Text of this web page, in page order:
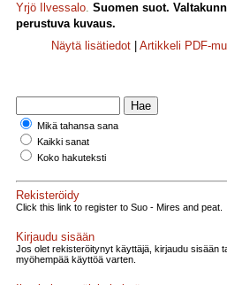
Yrjö Ilvessalo. Suomen suot.
perustuva kuvaus.
Näytä lisätiedot
Artikkeli PDF-
Mikä tahansa sana
Kaikki sanat
Koko hakuteksti
Rekisteröidy
Click this link to register to Suo - Mires and peat.
Kirjaudu sisään
Jos olet rekisteröitynyt käyttäjä, kirjaudu sisään
myöhempää käyttöä varten.